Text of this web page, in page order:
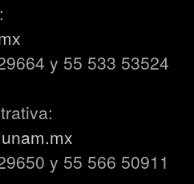
y 55 533 53524
y 55 566 50911